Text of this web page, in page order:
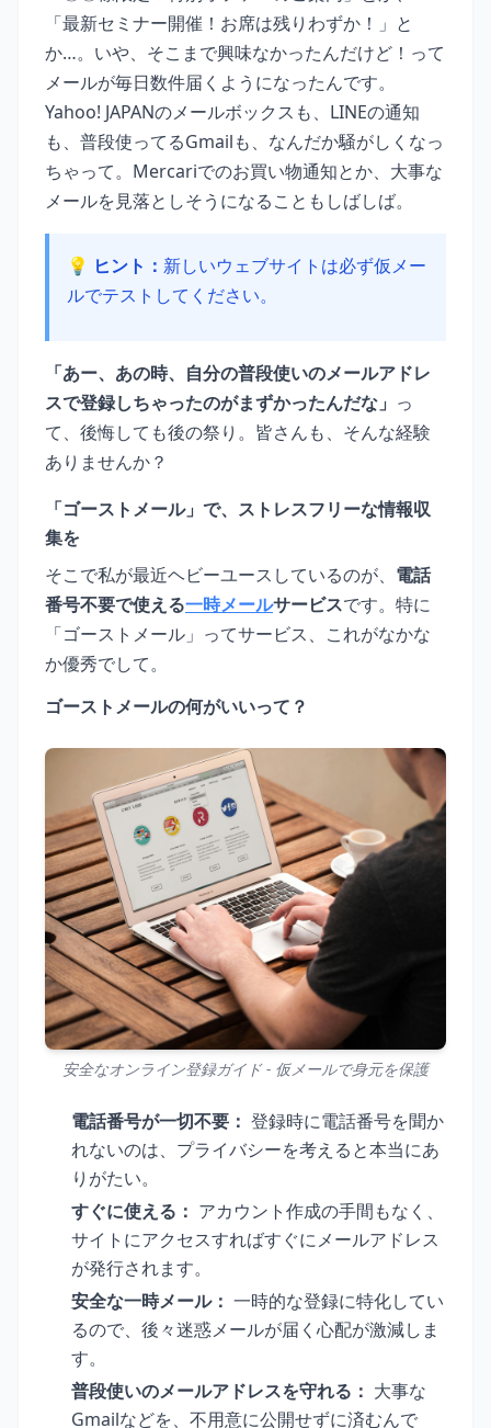
「最新セミナー開催！お席は残りわずか！」と
か…。いや、そこまで興味なかったんだけど！って
メールが毎日数件届くようになったんです。
Yahoo! JAPANのメールボックスも、LINEの通知
も、普段使ってるGmailも、なんだか騒がしくなっ
ちゃって。Mercariでのお買い物通知とか、大事な
メールを見落としそうになることもしばしば。
💡 ヒント： 新しいウェブサイトは必ず仮メー
ルでテストしてください。
「あー、あの時、自分の普段使いのメールアドレ
スで登録しちゃったのがまずかったんだな」 っ
て、後悔しても後の祭り。皆さんも、そんな経験
ありませんか？
「ゴーストメール」で、ストレスフリーな情報収
集を
そこで私が最近ヘビーユースしているのが、 電話
番号不要で使える一時メールサービスです。特に
「ゴーストメール」ってサービス、これがなかな
か優秀でして。
ゴーストメールの何がいいって？
安全なオンライン登録ガイド - 仮メールで身元を保護
電話番号が一切不要： 登録時に電話番号を聞か
れないのは、プライバシーを考えると本当にあ
りがたい。
すぐに使える： アカウント作成の手間もなく、
サイトにアクセスすればすぐにメールアドレス
が発行されます。
安全な一時メール： 一時的な登録に特化してい
るので、後々迷惑メールが届く心配が激減しま
す。
普段使いのメールアドレスを守れる： 大事な
Gmailなどを、不用意に公開せずに済むんで